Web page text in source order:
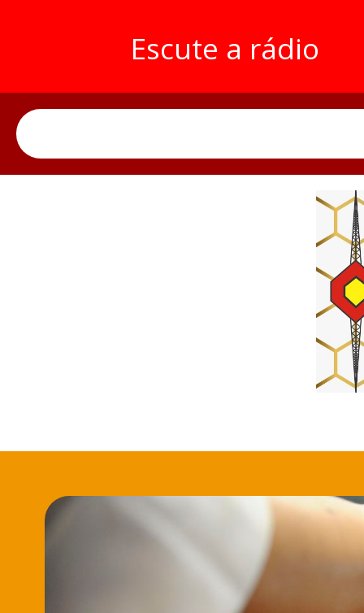
Escute a rádio